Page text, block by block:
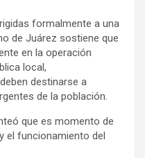
formalmente a una
de Juárez sostiene que
en la operación
local,
destinarse a
de la población.
que es momento de
el funcionamiento del